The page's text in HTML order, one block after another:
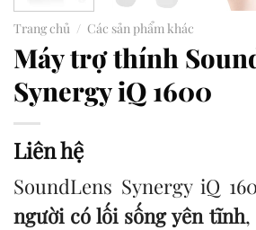
Trang chủ / Các sản phẩm khác
Máy trợ thính
Synergy iQ 1600
Liên hệ
SoundLens Synergy iQ
người có lối sống yên tĩnh,